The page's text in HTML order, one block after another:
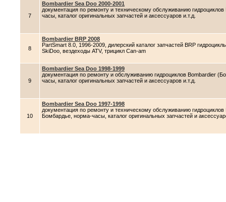
7
Bombardier Sea Doo 2000-2001
документация по ремонту и техническому обслуживанию
часы, каталог оригинальных запчастей и аксессуаров и.т.д.
8
Bombardier BRP 2008
PartSmart 8.0, 1996-2009, дилерский каталог запчастей BRP
SkiDoo, вездеходы ATV, трицикл Can-am
9
Bombardier Sea Doo 1998-1999
документация по ремонту и обслуживанию гидроциклов Bombardier
часы, каталог оригинальных запчастей и аксессуаров и.т.д.
10
Bombardier Sea Doo 1997-1998
документация по ремонту и техническому обслуживанию
Бомбардье, норма-часы, каталог оригинальных запчастей и